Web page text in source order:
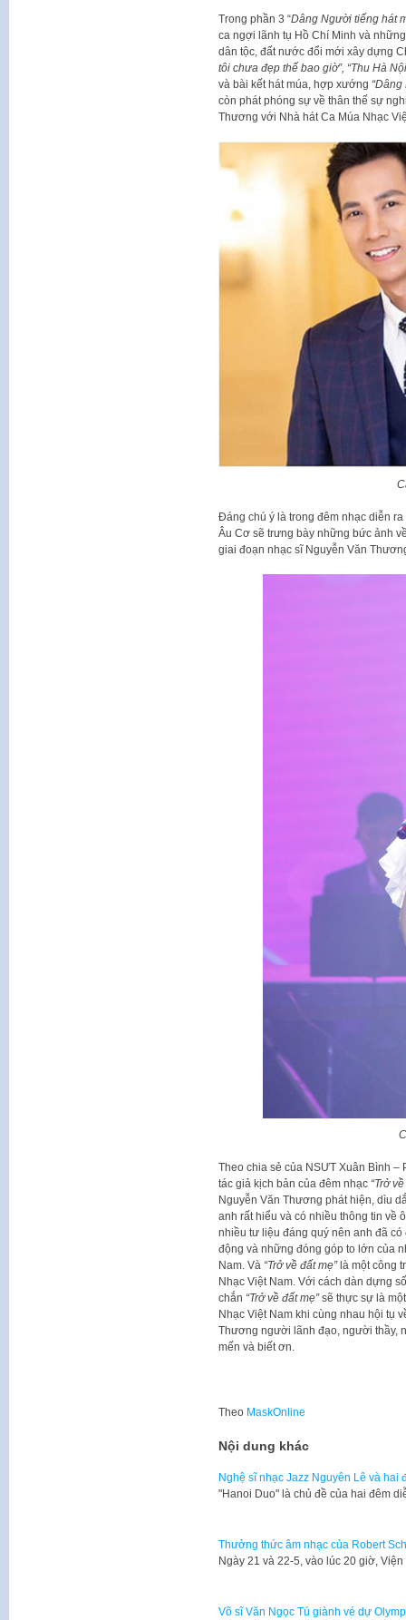
Trong phần 3 “Dâng Người tiếng hát
ca ngợi lãnh tụ Hồ Chí Minh và
dân tộc, đất nước đổi mới xây dựng
tôi chưa đẹp thế bao giờ”, “Thu Hà
và bài kết hát múa, hợp xướng
còn phát phóng sự về thân thế sự
Thương với Nhà hát Ca Múa Nhạc
Đáng chú ý là trong đêm nhạc diễn
Âu Cơ sẽ trưng bày những bức ảnh
giai đoạn nhạc sĩ Nguyễn Văn
Theo chia sẻ của NSƯT Xuân Bình –
tác giả kịch bản của đêm nhạc “Trở
Nguyễn Văn Thương phát hiện, dìu
anh rất hiểu và có nhiều thông tin về
nhiều tư liệu đáng quý nên anh đã
động và những đóng góp to lớn của
Nam. Và “Trở về đất mẹ”là một công
Nhạc Việt Nam. Với cách dàn dựng
chắn “Trở về đất mẹ”sẽ thực sự là
Nhạc Việt Nam khi cùng nhau hội tụ
Thương người lãnh đạo, người thầy,
mến và biết ơn.
Theo MaskOnline
Nội dung khác
Nghệ sĩ nhạc Jazz Nguyên Lê và hai
"Hanoi Duo" là chủ đề của hai đêm
Thưởng thức âm nhạc của Robert
Ngày 21 và 22-5, vào lúc 20 giờ,
Võ sĩ Văn Ngọc Tú giành vé dự